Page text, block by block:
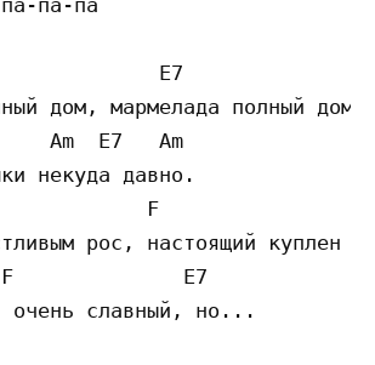
па-па
E7
дом, мармелада полный
Am  E7   Am
некуда давно.
F
рос, настоящий куплен
F              E7
очень славный, но...